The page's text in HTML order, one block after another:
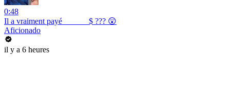
0:48
Il a vraiment payé _ _ _ _ $ ??? 😲
Aficionado
il y a 6 heures